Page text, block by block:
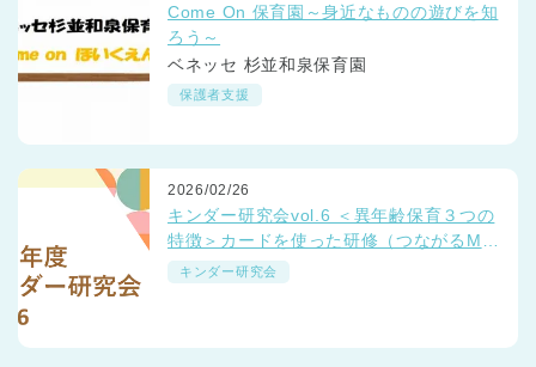
神奈川県 神奈川県 全域
Come On 保育園～身近なものの遊びを知
ろう～
ベネッセ 杉並和泉保育園
保護者支援
2026/02/26
キンダー研究会vol.6 ＜異年齢保育３つの
特徴＞カードを使った研修（つながるMT
G）
キンダー研究会